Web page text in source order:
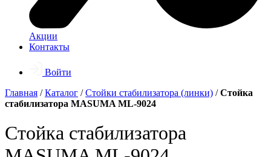
Акции
Контакты
Войти
Главная /Каталог /Стойки стабилизатора (линки) /Стойка
стабилизатора MASUMA ML-9024
Стойка стабилизатора